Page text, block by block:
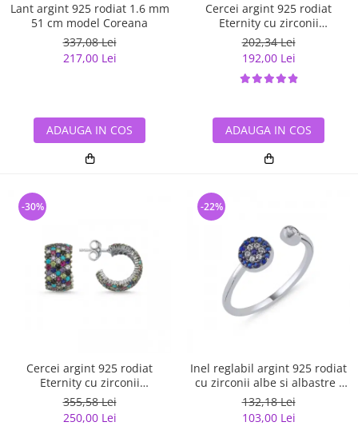
Lant argint 925 rodiat 1.6 mm
51 cm model Coreana
337,08 Lei
217,00 Lei
ADAUGA IN COS
Cercei argint 925 rodiat
Eternity cu zirconii
multicolore ETU0028
202,34 Lei
192,00 Lei
ADAUGA IN COS
Cercei argint 925 rodiat
Eternity cu zirconii
multicolore ETU0036
355,58 Lei
250,00 Lei
-30%
Inel reglabil argint 925 rodiat
cu zirconii albe si albastre -
Be Elegant ITU0109
132,18 Lei
103,00 Lei
-22%